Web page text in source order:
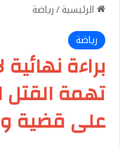
الرئيسية/رياضة
رياضة
براءة
تهمة القتل
على قضية